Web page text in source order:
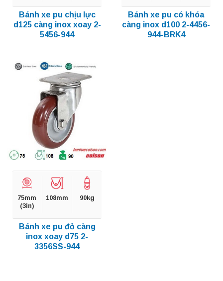
Bánh xe pu chịu lực
d125 càng inox xoay 2-
5456-944
Bánh xe pu có khóa
càng inox d100 2-4456-
944-BRK4
75mm
(3in)
108mm 90kg
Bánh xe pu đỏ càng
inox xoay d75 2-
3356SS-944